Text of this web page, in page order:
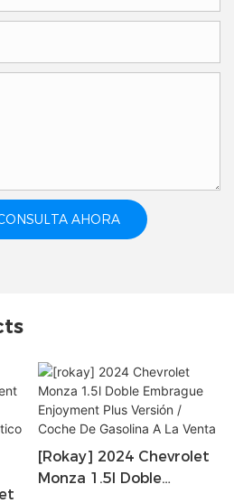
AHORA
[rokay] 2024 Chevrolet
Monza 1.5l Doble